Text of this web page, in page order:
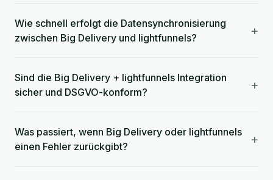
Wie schnell erfolgt die Datensynchronisierung
zwischen Big Delivery und lightfunnels?
+
Sind die Big Delivery + lightfunnels Integration
sicher und DSGVO-konform?
+
Was passiert, wenn Big Delivery oder lightfunnels
einen Fehler zurückgibt?
+